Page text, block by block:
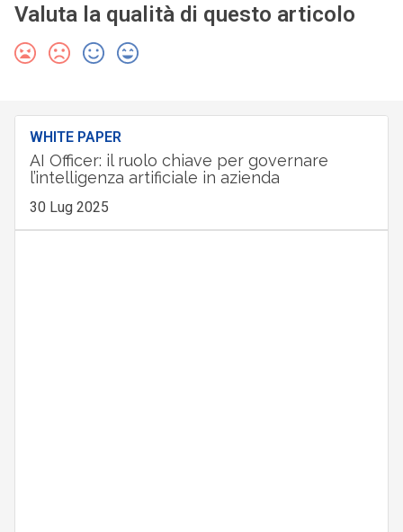
Valuta la qualità di questo articolo
WHITE PAPER
AI Officer: il ruolo chiave per governare
l’intelligenza artificiale in azienda
30 Lug 2025